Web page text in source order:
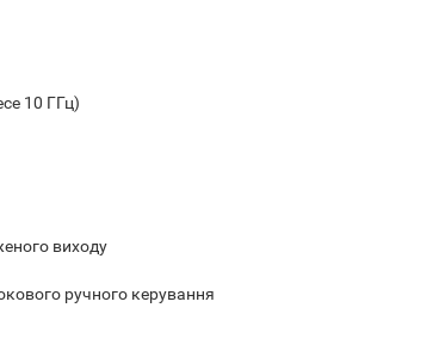
10 ГГц)
виходу
ручного керування